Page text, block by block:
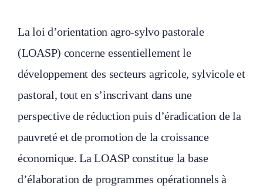
La loi d’orientation agro-sylvo pastorale
(LOASP) concerne essentiellement le
développement des secteurs agricole, sylvicole et
pastoral, tout en s’inscrivant dans une
perspective de réduction puis d’éradication de la
pauvreté et de promotion de la croissance
économique. La LOASP constitue la base
d’élaboration de programmes opérationnels à